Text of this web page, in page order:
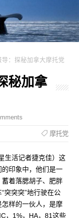
导：探秘加拿大摩托党
秘加拿
摩托党
生活记者捷克佳）这
印象中，他们是一
着落腮胡子、肥胖
突突突”地行驶在公
样的一伙人，是摩
，1%，HA，81这些